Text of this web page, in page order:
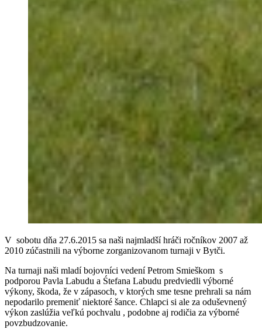
V sobotu dňa 27.6.2015 sa naši najmladší hráči ročníkov 2007 až
2010 zúčastnili na výborne zorganizovanom turnaji v Bytči.
Na turnaji naši mladí bojovníci vedení Petrom Smieškom s
podporou Pavla Labudu a Śtefana Labudu predviedli výborné
výkony, škoda, že v zápasoch, v ktorých sme tesne prehrali sa nám
nepodarilo premeniť niektoré šance. Chlapci si ale za oduševnený
výkon zaslúžia veľkú pochvalu , podobne aj rodičia za výborné
povzbudzovanie.